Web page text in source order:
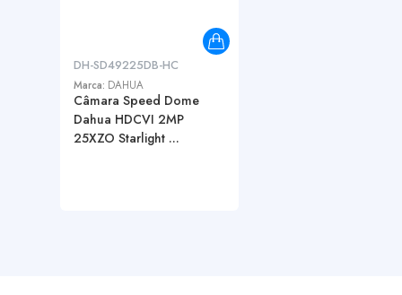
DH-SD49225DB-HC
Marca: DAHUA
Câmara Speed Dome
Dahua HDCVI 2MP
25XZO Starlight ...